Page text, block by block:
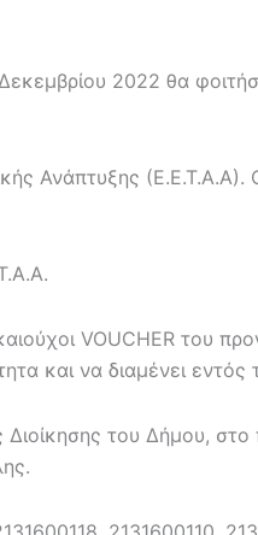
2022 θα
Ανάπτυξης
VOUCHER του
και να διαμένει
του Δήμου, στο